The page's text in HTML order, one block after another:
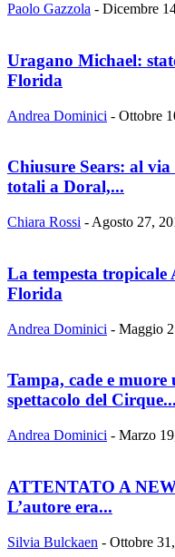
Paolo Gazzola - Dicembre
Uragano Michael:
Florida
Andrea Dominici - Ottobre
Chiusure Sears: al
totali a Doral,...
Chiara Rossi - Agosto 27,
La tempesta
Florida
Andrea Dominici - Maggio
Tampa, cade e
spettacolo del Cirque...
Andrea Dominici - Marzo
ATTENTATO A
L’autore era...
Silvia Bulckaen - Ottobre